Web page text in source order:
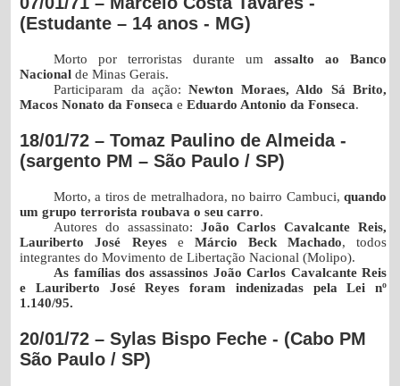
(Estudante – 14 anos - MG)
Morto por terroristas durante umassalto ao Banco
Nacional de Minas Gerais.
Participaram da ação:Newton Moraes, Aldo Sá Brito,
Macos Nonato da Fonseca eEduardo Antonio da Fonseca.
18/01/72 – Tomaz Paulino de Almeida -
(sargento PM – São Paulo / SP)
Morto, a tiros de metralhadora, no bairro Cambuci, quando
um grupo terrorista roubava o seu carro.
Autores do assassinato: João Carlos Cavalcante Reis,
Lauriberto José Reyese Márcio Beck Machado, todos
integrantes do Movimento de Libertação Nacional (Molipo).
As famílias dos assassinos João Carlos Cavalcante Reis
e Lauriberto José Reyes foram indenizadas pela Lei nº
1.140/95.
20/01/72 – Sylas Bispo Feche - (Cabo PM
São Paulo / SP)